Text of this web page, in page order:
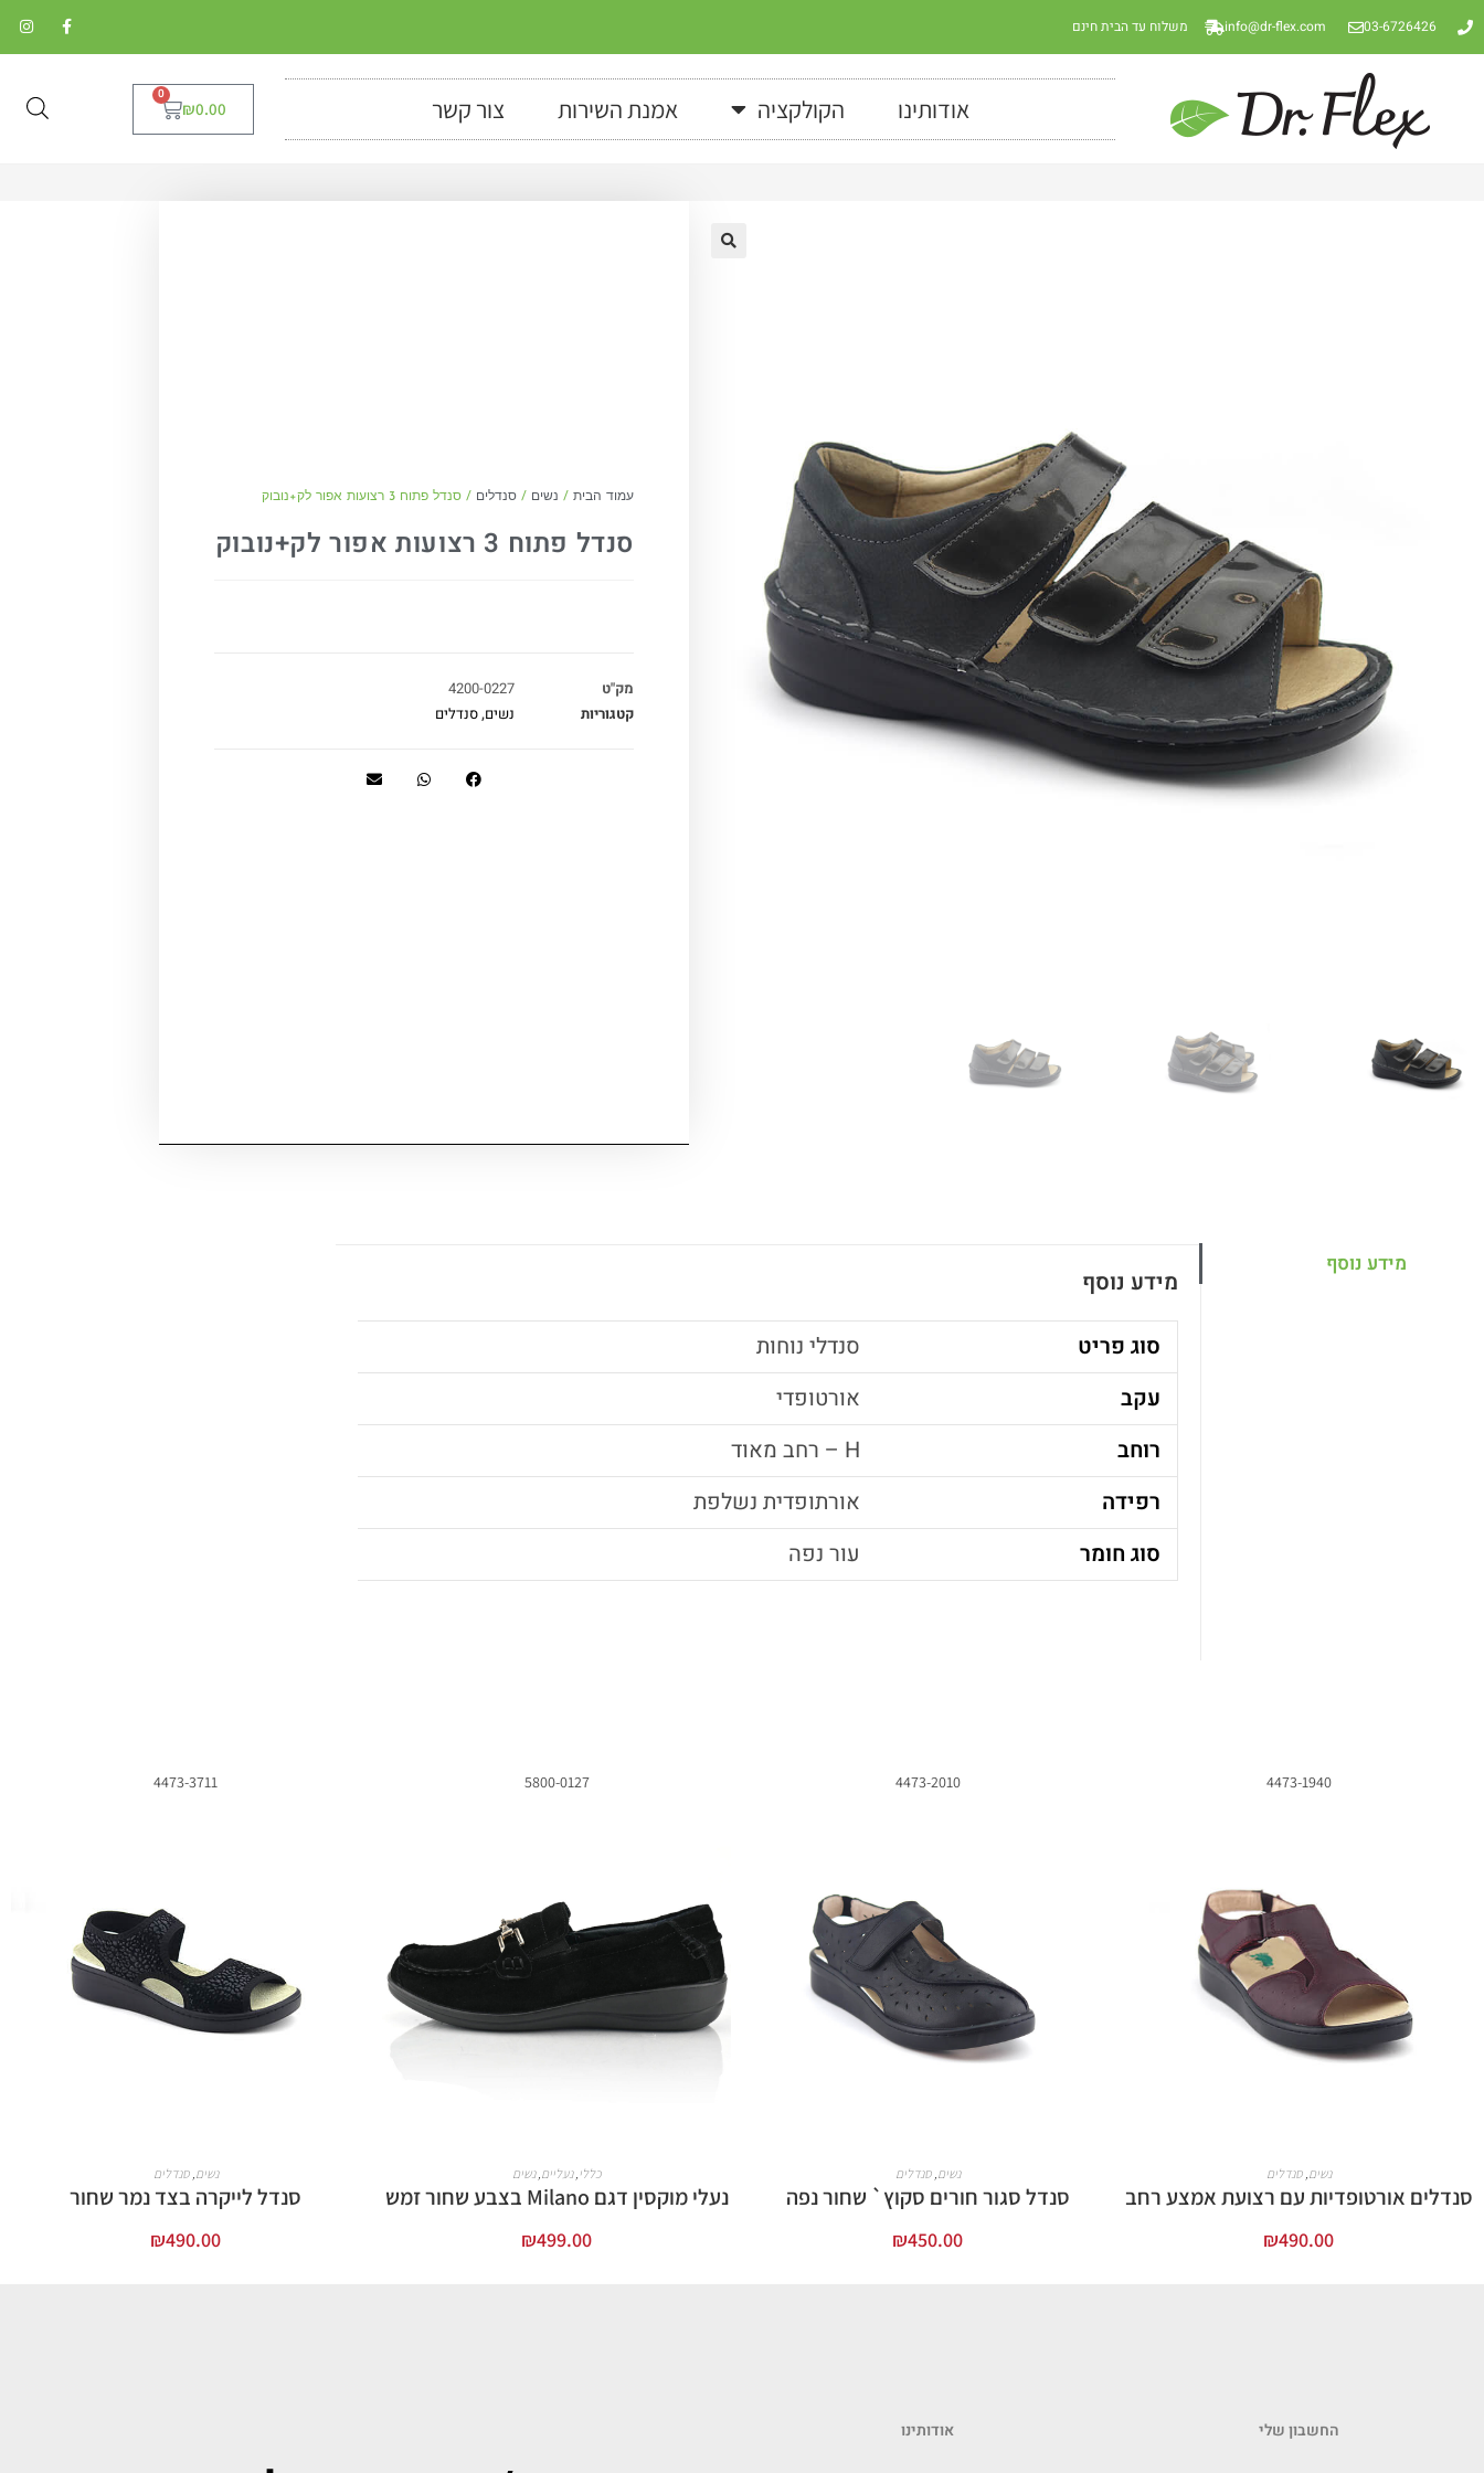
03-6726426
info@dr-flex.com משלוח עד הבית חינם
אודותינו הקולקציה אמנת השירות צור קשר ₪0.00
0
עמוד הבית / נשים / סנדלים / סנדל פתוח 3 רצועות אפור לק+נובוק
סנדל פתוח 3 רצועות אפור לק+נובוק
מק"ט
4200-0227
קטגוריות
נשים,סנדלים
מידע נוסף
מידע נוסף
סוג פריט
סנדלי נוחות
עקב
אורטופדי
רוחב
H – רחב מאוד
רפידה
אורתופדית נשלפת
סוג חומר
עור נפה
4473-1940
נשים,סנדלים
סנדלים אורטופדיות עם רצועת אמצע רחב
₪490.00
4473-2010
נשים,סנדלים
סנדל סגור חורים סקוץ` שחור נפה
₪450.00
5800-0127
כללי ,נעליים,נשים
נעלי מוקסין דגם Milano בצבע שחור זמש
₪499.00
4473-3711
נשים,סנדלים
סנדל לייקרה בצד נמר שחור
₪490.00
החשבון שלי אודותינו